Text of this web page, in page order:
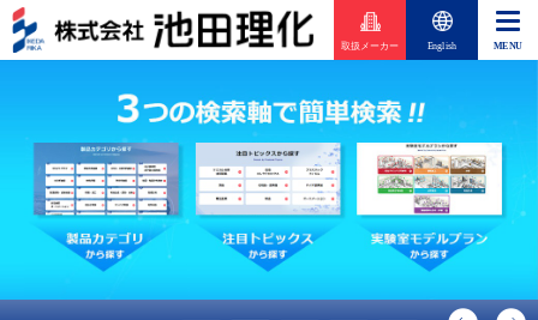
取扱メーカー English